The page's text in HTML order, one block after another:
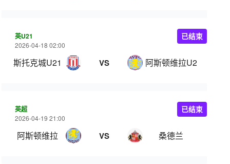
英U21
2026-04-18 02:00
斯托克城U21 VS 阿斯顿维拉U21
已结束
英超
2026-04-19 21:00
阿斯顿维拉 VS 桑德兰
已结束